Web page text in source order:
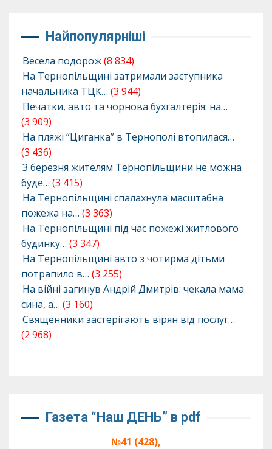
Найпопулярніші
Весела подорож(8 834)
На Тернопільщині затримали заступника
начальника ТЦК… (3 944)
Печатки, авто та чорнова бухгалтерія: на…
(3 909)
На пляжі “Циганка” в Тернополі втопилася…
(3 436)
З березня жителям Тернопільщини не можна
буде… (3 415)
На Тернопільщині спалахнула масштабна
пожежа на… (3 363)
На Тернопільщині під час пожежі житлового
будинку… (3 347)
На Тернопільщині авто з чотирма дітьми
потрапило в… (3 255)
На війні загинув Андрій Дмитрів: чекала мама
сина, а… (3 160)
Священники застерігають вірян від послуг…
(2 968)
Газета “Наш ДЕНЬ” в pdf
№41 (428),